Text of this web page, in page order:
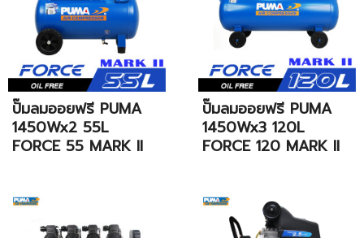
ปั๊มลมออยฟรี PUMA
1450Wx2 55L
FORCE 55 MARK II
ปั๊มลมออยฟรี PUMA
1450Wx3 120L
FORCE 120 MARK II